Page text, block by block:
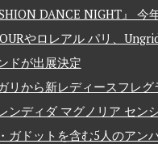
DANCE NIGHT』 今
やロレアル パリ、
ドが出展決定
リから新レディースフレグ
ンディダ マグノリア セン
ガドットを含む5人のアン